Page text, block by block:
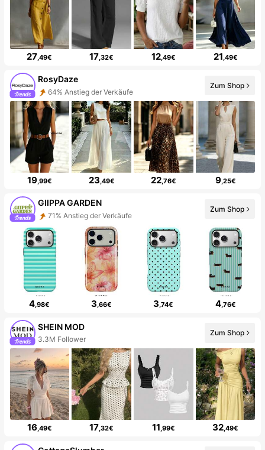
27,49€ 17,32€ 12,49€ 21,49€
RosyDaze
64% Anstieg der Verkäufe
Zum Shop
19,99€ 23,49€ 22,76€ 9,25€
GIIPPA GARDEN
71% Anstieg der Verkäufe
Zum Shop
4,98€ 3,66€ 3,74€ 4,76€
SHEIN MOD
3.3M Follower
Zum Shop
16,49€ 17,32€ 11,99€ 32,49€